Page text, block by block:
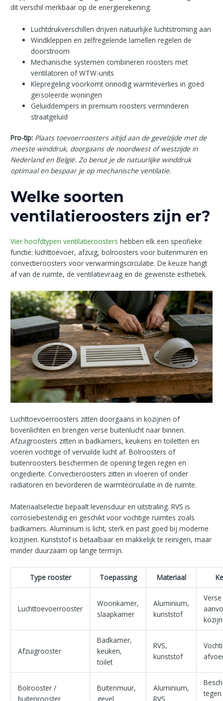
dit verschil merkbaar op de energierekening.
Luchtdrukverschillen drijven natuurlijke luchtstroming aan
Windkleppen en zelfregelende lamellen regelen de
doorstroom
Mechanische systemen combineren roosters met
ventilatoren of WTW-units
Klepregeling voorkomt onnodig warmteverlies in goed
geïsoleerde woningen
Geluiddempers in premium roosters verminderen
straatgeluid
Pro-tip: Plaats toevoerroosters altijd aan de gevelzijde met de
meeste winddruk, doorgaans de noordwest of westzijde in
Nederland en België. Zo benut je de natuurlijke winddruk
optimaal en bespaar je op mechanische ventilatie.
Welke soorten
ventilatieroosters zijn er?
Vier hoofdtypen ventilatieroosters hebben elk een specifieke
functie: luchttoevoer, afzuig, bolroosters voor buitenmuren en
convectieroosters voor verwarmingscirculatie. De keuze hangt
af van de ruimte, de ventilatievraag en de gewenste esthetiek.
Luchttoevoerroosters zitten doorgaans in kozijnen of
bovenlichten en brengen verse buitenlucht naar binnen.
Afzuigroosters zitten in badkamers, keukens en toiletten en
voeren vochtige of vervuilde lucht af. Bolroosters of
buitenroosters beschermen de opening tegen regen en
ongedierte. Convectieroosters zitten in vloeren of onder
radiatoren en bevorderen de warmtecirculatie in de ruimte.
Materiaalselectie bepaalt levensduur en uitstraling. RVS is
corrosiebestendig en geschikt voor vochtige ruimtes zoals
badkamers. Aluminium is licht, sterk en past goed bij moderne
kozijnen. Kunststof is betaalbaar en makkelijk te reinigen, maar
minder duurzaam op lange termijn.
Type rooster Toepassing Materiaal
Luchttoevoerrooster
Woonkamer,
slaapkamer
Aluminium,
kunststof
kozijn
Afzuigrooster
Badkamer,
keuken,
toilet
RVS,
kunststof
Bolrooster /
buitenrooster
Buitenmuur,
gevel
Aluminium,
RVS